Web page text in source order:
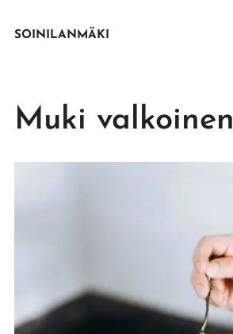
SOINILANMÄKI
Muki valkoinen